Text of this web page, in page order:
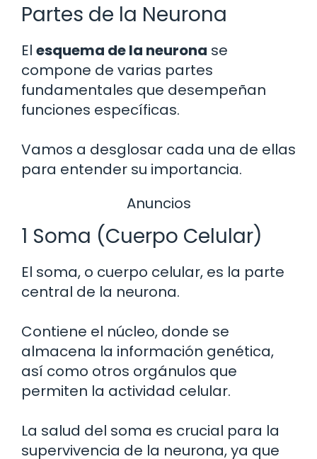
Partes de la Neurona
El esquema de la neurona se
compone de varias partes
fundamentales que desempeñan
funciones específicas.
Vamos a desglosar cada una de ellas
para entender su importancia.
Anuncios
1 Soma (Cuerpo Celular)
El soma, o cuerpo celular, es la parte
central de la neurona.
Contiene el núcleo, donde se
almacena la información genética,
así como otros orgánulos que
permiten la actividad celular.
La salud del soma es crucial para la
supervivencia de la neurona, ya que